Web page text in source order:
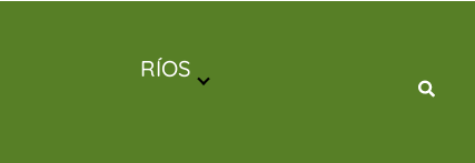
RÍOS